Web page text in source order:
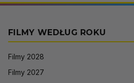
FILMY WEDŁUG ROKU
Filmy 2028
Filmy 2027